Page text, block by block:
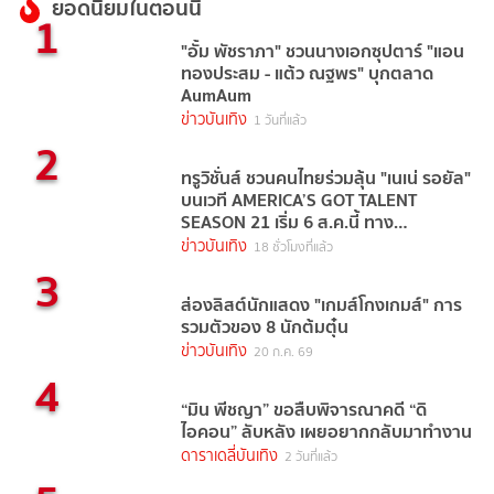
ยอดนิยมในตอนนี้
1 "อั้ม พัชราภา" ชวนนางเอกซุปตาร์ "แอน
ทองประสม - แต้ว ณฐพร" บุกตลาด
AumAum
ข่าวบันเทิง 1 วันที่แล้ว
2 ทรูวิชั่นส์ ชวนคนไทยร่วมลุ้น "เนเน่ รอยัล"
บนเวที AMERICA’S GOT TALENT
SEASON 21 เริ่ม 6 ส.ค.นี้ ทาง
TrueVisions NOW
ข่าวบันเทิง 18 ชั่วโมงที่แล้ว
3 ส่องลิสต์นักแสดง "เกมส์โกงเกมส์" การ
รวมตัวของ 8 นักต้มตุ๋น
ข่าวบันเทิง 20 ก.ค. 69
4 “มิน พีชญา” ขอสืบพิจารณาคดี “ดิ
ไอคอน” ลับหลัง เผยอยากกลับมาทำงาน
ดาราเดลี่บันเทิง 2 วันที่แล้ว